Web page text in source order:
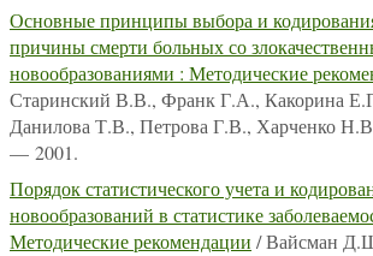
Основные принципы выбора и
причины смерти больных со
новообразованиями : Методические
Старинский В.В., Франк Г.А., Какорина
Данилова Т.В., Петрова Г.В., Харченко
— 2001.
Порядок статистического учета и
новообразований в статистике
Методические рекомендации / Вайсман